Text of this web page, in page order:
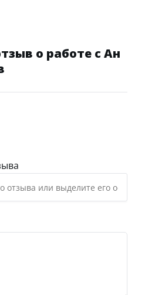
о работе с Ан